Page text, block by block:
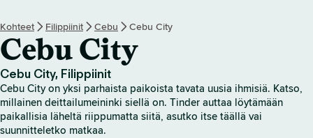
r
i
n
l
o
i
Kohteet Filippiinit Cebu Cebu City
Cebu City
Cebu City, Filippiinit
Cebu City on yksi parhaista paikoista tavata uusia ihmisiä. Katso,
millainen deittailumeininki siellä on. Tinder auttaa löytämään
paikallisia läheltä riippumatta siitä, asutko itse täällä vai
suunnitteletko matkaa.